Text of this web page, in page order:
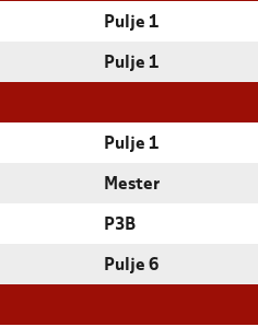
Pulje 1
Pulje 1
Pulje 1
Mester
P3B
Pulje 6